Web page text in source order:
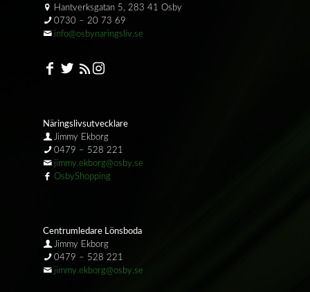
Hantverksgatan 5, 283 41 Osby
0730 – 20 73 69
info@osbynaringsliv.se
Näringslivsutvecklare
Jimmy Ekborg
0479 – 528 221
jimmy.ekborg@osby.se
OsbyShopping
Centrumledare Lönsboda
Jimmy Ekborg
0479 – 528 221
jimmy.ekborg@osby.se